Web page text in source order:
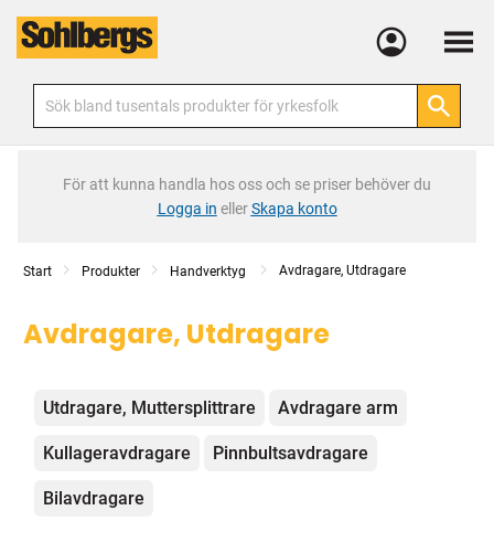
Meny
För att kunna handla hos oss och se priser behöver du
Logga in ellerSkapa konto
Start Produkter Handverktyg Avdragare, Utdragare
Avdragare, Utdragare
Kategorier
Utdragare, Muttersplittrare Avdragare arm
Kullageravdragare Pinnbultsavdragare
Bilavdragare